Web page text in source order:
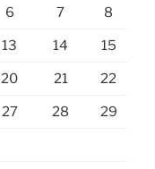
6 7 8
13 14 15
20 21 22
27 28 29